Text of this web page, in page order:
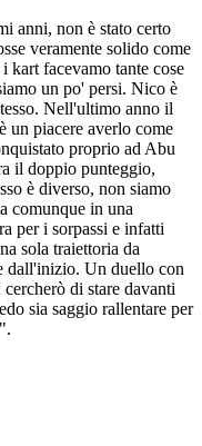
anni, non è stato certo
veramente solido come
kart facevamo tante cose
un po' persi. Nico è
Nell'ultimo anno il
un piacere averlo come
proprio ad Abu
il doppio punteggio,
è diverso, non siamo
comunque in una
per i sorpassi e infatti
sola traiettoria da
dall'inizio. Un duello con
di stare davanti
sia saggio rallentare per